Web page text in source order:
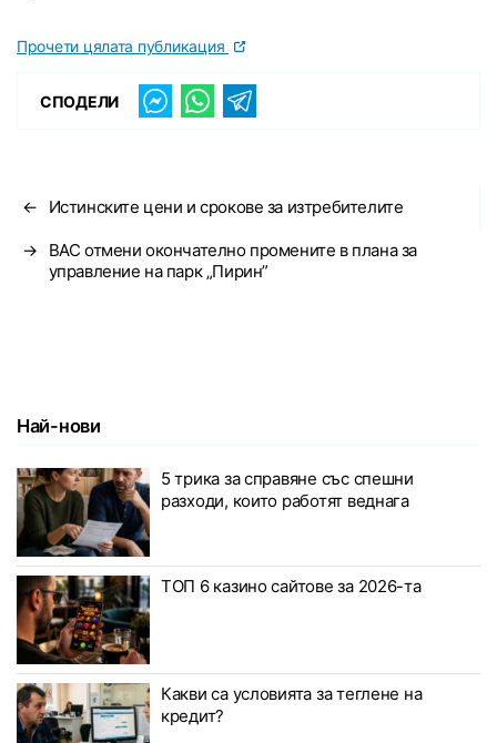
Прочети цялата публикация
СПОДЕЛИ
← Истинските цени и срокове за изтребителите
→
ВАС отмени окончателно промените в плана за
управление на парк „Пирин”
Най-нови
5 трика за справяне със спешни
разходи, които работят веднага
ТОП 6 казино сайтове за 2026-та
Какви са условията за теглене на
кредит?